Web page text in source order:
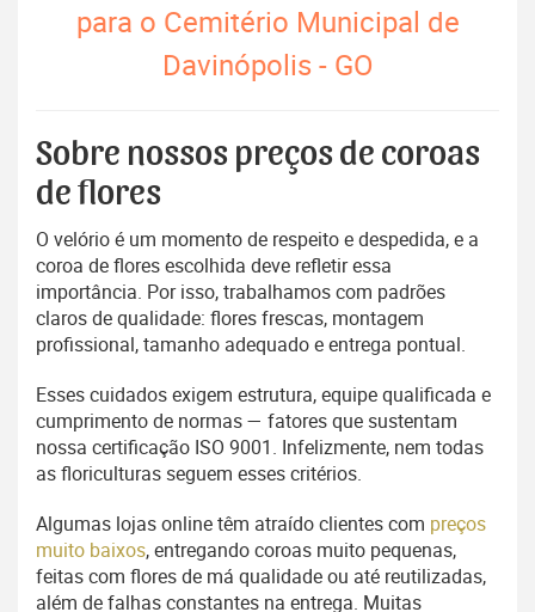
para o Cemitério Municipal de
Davinópolis - GO
Sobre nossos preços de coroas
de flores
O velório é um momento de respeito e despedida, e a
coroa de flores escolhida deve refletir essa
importância. Por isso, trabalhamos com padrões
claros de qualidade: flores frescas, montagem
profissional, tamanho adequado e entrega pontual.
Esses cuidados exigem estrutura, equipe qualificada e
cumprimento de normas — fatores que sustentam
nossa certificação ISO 9001. Infelizmente, nem todas
as floriculturas seguem esses critérios.
Algumas lojas online têm atraído clientes com preços
muito baixos, entregando coroas muito pequenas,
feitas com flores de má qualidade ou até reutilizadas,
além de falhas constantes na entrega. Muitas